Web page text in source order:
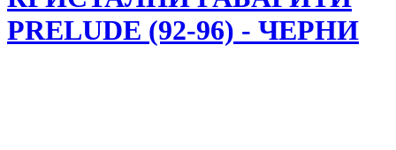
PRELUDE (92-96) - ЧЕРНИ